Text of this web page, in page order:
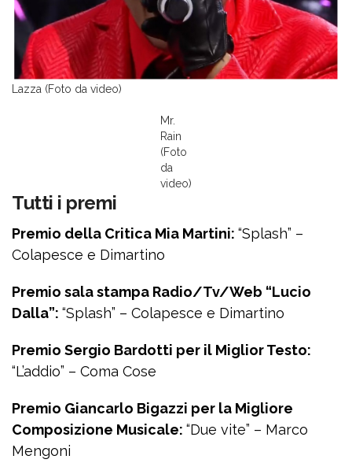
Lazza (Foto da video)
Mr.
Rain
(Foto
da
video)
Tutti i premi
Premio della Critica Mia Martini: “Splash” –
Colapesce e Dimartino
Premio sala stampa Radio/Tv/Web “Lucio
Dalla”: “Splash” – Colapesce e Dimartino
Premio Sergio Bardotti per il Miglior Testo:
“L’addio” – Coma Cose
Premio Giancarlo Bigazzi per la Migliore
Composizione Musicale: “Due vite” – Marco
Mengoni